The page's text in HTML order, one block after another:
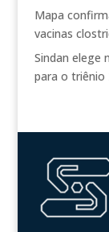
Mapa
vacinas
Sindan elege
para o triênio